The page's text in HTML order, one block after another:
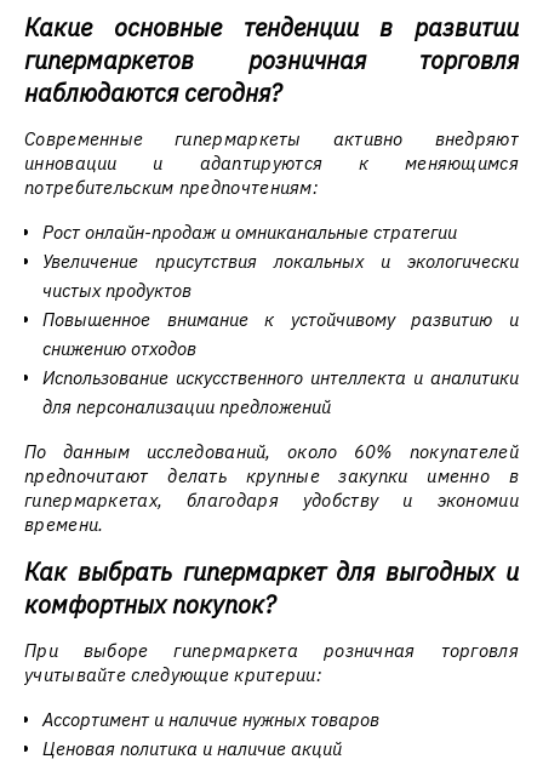
Какие основные тенденции в развитии
гипермаркетов розничная торговля
наблюдаются сегодня?
Современные гипермаркеты активно внедряют
инновации и адаптируются к меняющимся
потребительским предпочтениям:
Рост онлайн-продаж и омниканальные стратегии
Увеличение присутствия локальных и экологически
чистых продуктов
Повышенное внимание к устойчивому развитию и
снижению отходов
Использование искусственного интеллекта и аналитики
для персонализации предложений
По данным исследований, около 60% покупателей
предпочитают делать крупные закупки именно в
гипермаркетах, благодаря удобству и экономии
времени.
Как выбрать гипермаркет для выгодных и
комфортных покупок?
При выборе гипермаркета розничная торговля
учитывайте следующие критерии:
Ассортимент и наличие нужных товаров
Ценовая политика и наличие акций